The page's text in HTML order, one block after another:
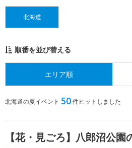
北海道
順番を並び替える
エリア順
北海道の夏イベント 50件ヒットしました
【花・見ごろ】八郎沼公園